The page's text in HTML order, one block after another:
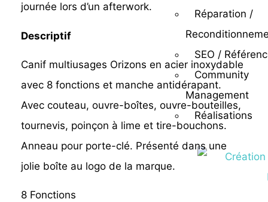
Réparation /
SEO /
Community
Management
Réalisations
journée lors d’un afterwork.
Descriptif
Canif multiusages Orizons en acier inoxydable
avec 8 fonctions et manche antidérapant.
Avec couteau, ouvre-boîtes, ouvre-bouteilles,
tournevis, poinçon à lime et tire-bouchons.
Anneau pour porte-clé. Présenté dans une
jolie boîte au logo de la marque.
8 Fonctions